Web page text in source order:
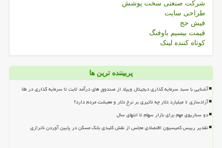
شرکت صنعتی سخت پوشش
طراحی سایت
فیش حج
قیمت بیسیم باوفنگ
کوتاه کننده لینک
پربیننده ترین ها
آشنایی با سبد سرمایه گذاری دیجیتال ویپاد از صندوق های درآمد ثابت تا سرمایه گذاری در طلا
آزادسازی ۶ میلیارد دلار چه تاثیری بر نرخ دلار و معیشت مردم دارد؟
دو سناریوی مهم برای بازار سهام تا انتهای سال
تقدیر رییس کمیسیون اقتصادی مجلس از نقش کلیدی بانک مسکن در پایین آوردن ناترازی